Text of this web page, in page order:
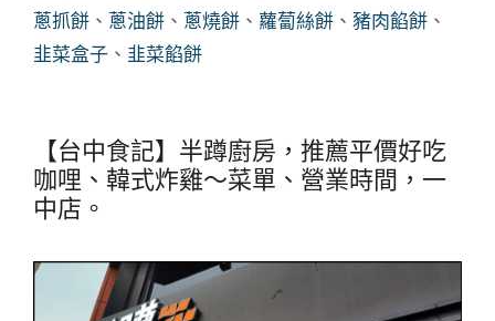
蔥抓餅 、 蔥油餅 、 蔥燒餅 、 蘿蔔絲餅 、 豬肉餡餅 、
韭菜盒子 、 韭菜餡餅
【台中食記】半蹲廚房，推薦平價好吃
咖哩、韓式炸雞～菜單、營業時間，一
中店。